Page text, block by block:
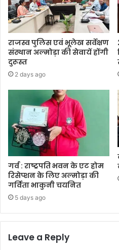
राजस्व पुलिस एवं भूलेख सर्वेक्षण
संस्थान अल्मोड़ा की सेवायें होंगी
दुरूस्त
2 days ago
गर्व : राष्ट्रपति भवन के एट होम
रिसेप्शन के लिए अल्मोड़ा की
गर्विता भाकुनी चयनित
5 days ago
Leave a Reply